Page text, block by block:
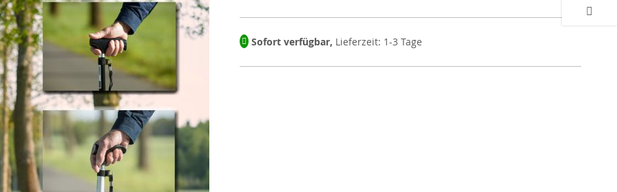
Sofort verfügbar, Lieferzeit: 1-3 Tage